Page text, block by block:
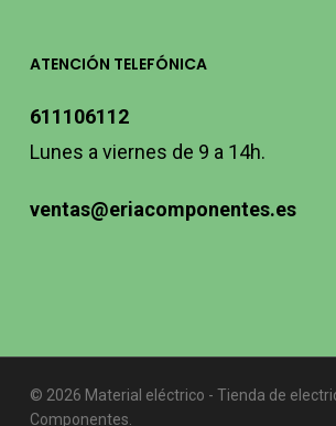
ATENCIÓN TELEFÓNICA
611106112
Lunes a viernes de 9 a 14h.
ventas@eriacomponentes.es
© 2026 Material eléctrico - Tienda de
Componentes.